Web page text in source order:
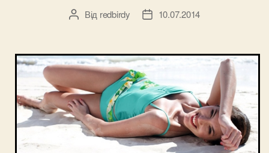
Автор
Від redbirdy
Дата10.07.2014